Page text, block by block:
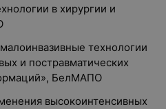
в хирургии и
технологии
и постравматических
БелМАПО
высокоинтенсивных